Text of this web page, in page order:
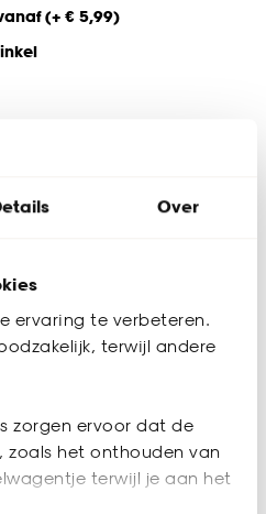
Over
ervaring te verbeteren.
terwijl andere
zorgen ervoor dat de
zoals het onthouden van
terwijl je aan het
(+ € 5,99)
op social
visgraat vloeren. Inhoud 250
5410091238896